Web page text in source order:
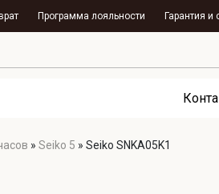
Программа лояльности Гарантия и
» Seiko 5 » Seiko SNKA05K1